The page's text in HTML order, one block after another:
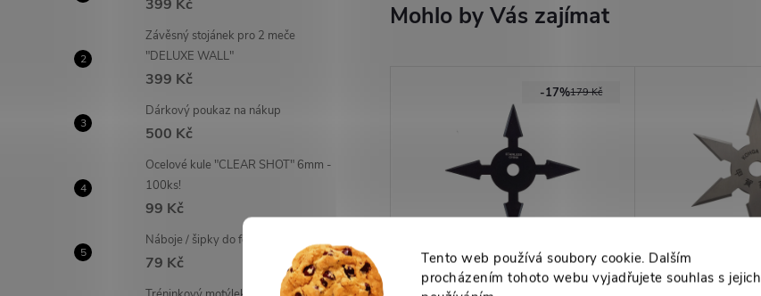
Tento web používá soubory cookie. Dalším
procházením tohoto webu vyjadřujete souhlas s jejich
399 Kč
Závěsný stojánek pro 2 meče
"DELUXE WALL"
399 Kč
Dárkový poukaz na nákup
500 Kč
Ocelové kule "CLEAR SHOT" 6mm -
100ks!
99 Kč
Náboje / šipky do foukaček - 20 ks!
79 Kč
Mohlo by Vás zajímat
179 Kč
-17%